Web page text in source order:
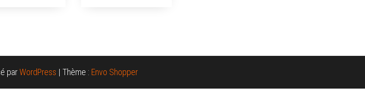
parWordPress | Thème : Envo Shopper